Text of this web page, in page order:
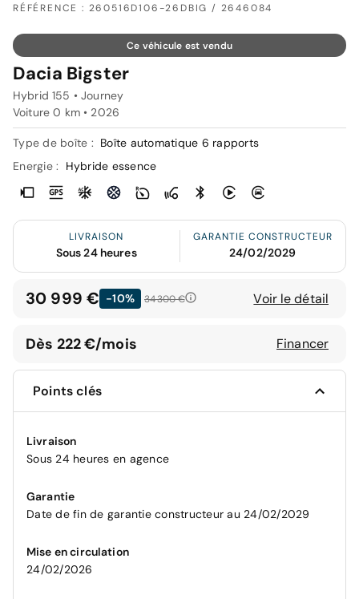
RÉFÉRENCE : 260516D106-26DBIG / 2646084
Ce véhicule est vendu
Dacia Bigster
Hybrid 155 • Journey
Voiture 0 km • 2026
Type de boîte : Boîte automatique 6 rapports
Energie :
Hybride essence
LIVRAISON
Sous 24 heures
GARANTIE CONSTRUCTEUR
24/02/2029
30 999 € -10% 34 300 € Voir le détail
Dès 222 €/mois Financer
Points clés
Livraison
Sous 24 heures en agence
Garantie
Date de fin de garantie constructeur au 24/02/2029
Mise en circulation
24/02/2026